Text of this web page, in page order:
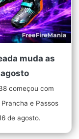
muda as
começou com
e Passos
de agosto.